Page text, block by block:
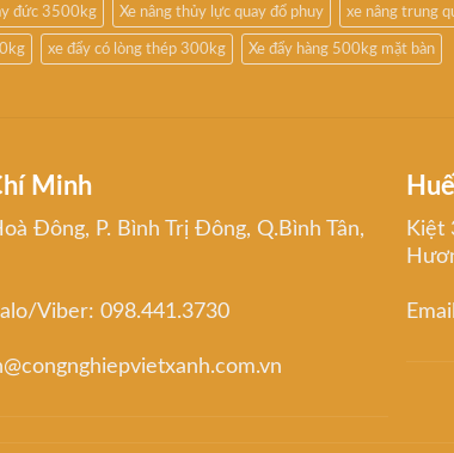
đức 3500kg Xe nâng thủy lực quay đổ phuy xe nâng trung
xe đẩy có lòng thép 300kg Xe đẩy hàng 500kg mặt bàn
Minh
Đông, P. Bình Trị Đông, Q.Bình Tân,
Viber: 098.441.3730
Huế
Kiệt